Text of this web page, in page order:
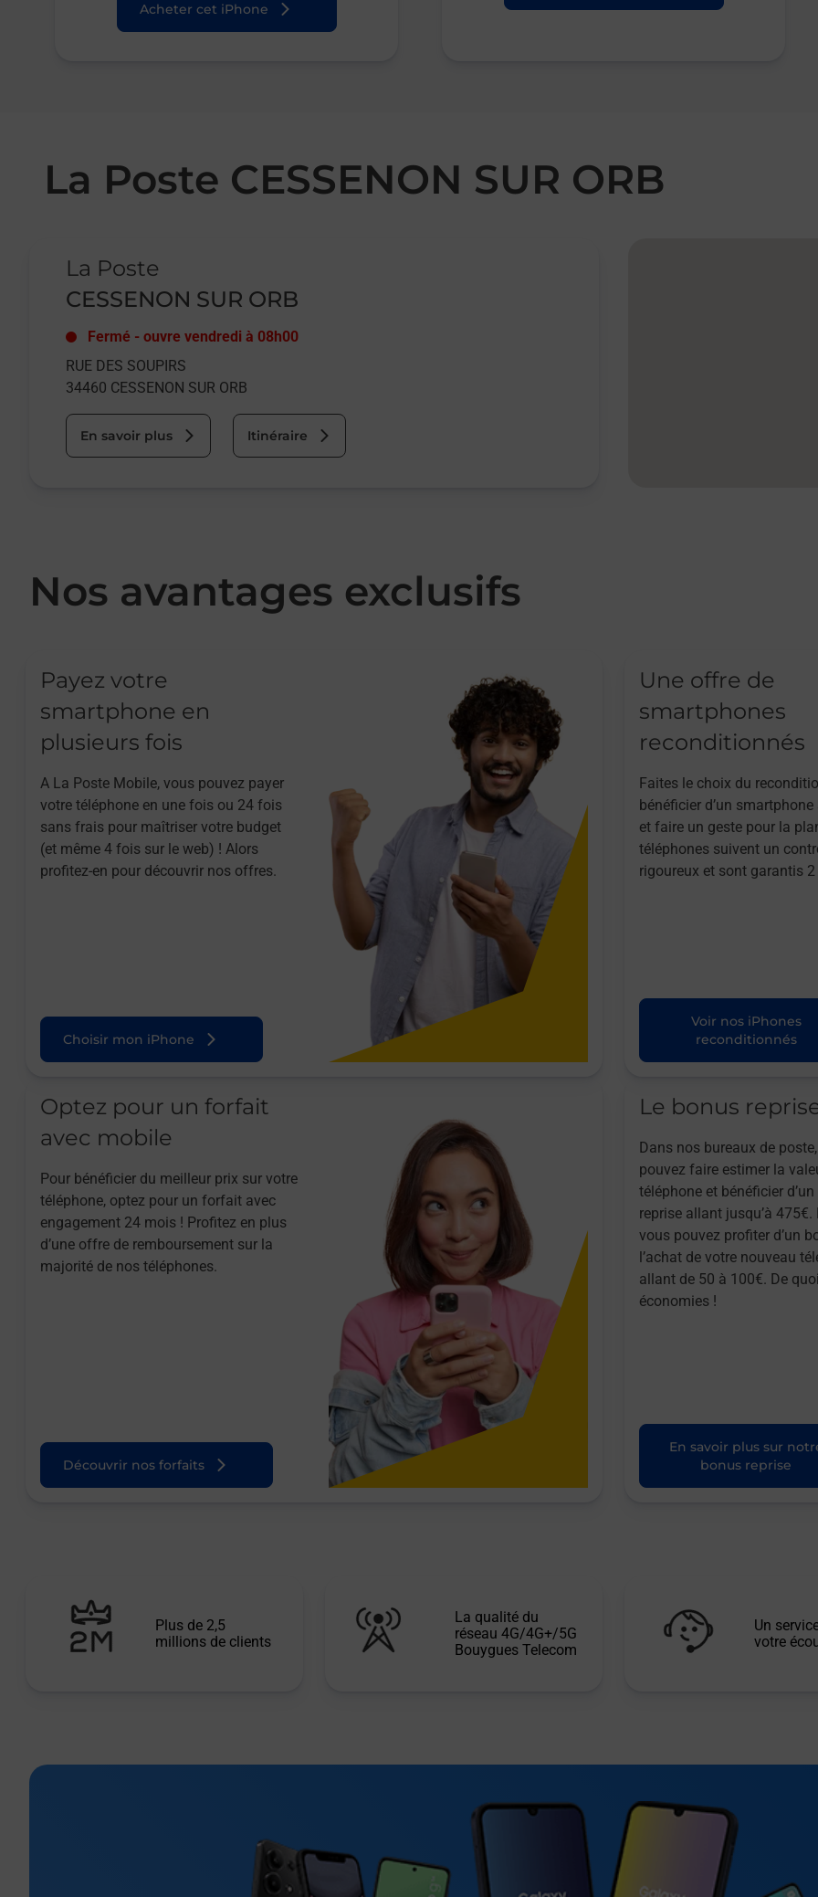
Acheter cet iPhone
La Poste CESSENON SUR ORB
La Poste
CESSENON SUR ORB
Fermé - ouvre vendredi à 08h00
RUE DES SOUPIRS
34460 CESSENON SUR ORB
En savoir plus Itinéraire
Nos avantages exclusifs
Payez votre
smartphone en
plusieurs fois
A La Poste Mobile, vous pouvez payer
votre téléphone en une fois ou 24 fois
sans frais pour maîtriser votre budget
(et même 4 fois sur le web) ! Alors
profitez-en pour découvrir nos offres.
Choisir mon iPhone
Une offre de
smartphones
reconditionnés
Faites le choix du
bénéficier d’un
et faire un geste pour la
téléphones suivent un
rigoureux et sont garantis 2
Voir nos iPhones
reconditionnés
Optez pour un forfait
avec mobile
Pour bénéficier du meilleur prix sur votre
téléphone, optez pour un forfait avec
engagement 24 mois ! Profitez en plus
d’une offre de remboursement sur la
majorité de nos téléphones.
Découvrir nos forfaits
Le bonus
Dans nos bureaux de
pouvez faire estimer la
téléphone et bénéficier
reprise allant jusqu’à 475€.
vous pouvez profiter d’un
l’achat de votre nouveau
allant de 50 à 100€. De
économies !
En savoir plus sur
bonus reprise
Plus de 2,5
millions de clients
La qualité du
réseau 4G/4G+/5G
Bouygues Telecom
Un
votre